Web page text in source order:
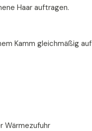
Haar auftragen.
Kamm gleichmäßig
Wärmezufuhr